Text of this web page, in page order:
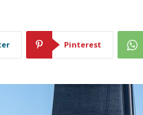
Pinterest